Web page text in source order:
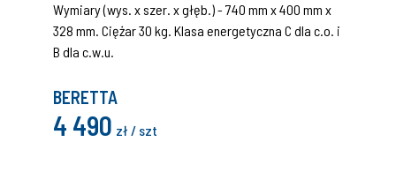
Wymiary (wys. x szer. x głęb.) - 740 mm x 400 mm x
328 mm. Ciężar 30 kg. Klasa energetyczna C dla c.o. i
B dla c.w.u.
BERETTA
4 490 zł / szt